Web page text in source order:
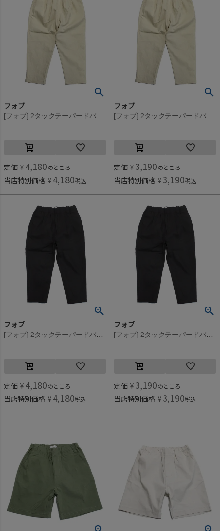
フォブ
定価 ¥ 4,180のところ
当店特別価格 ¥ 4,180税込
フォブ
定価 ¥ 3,190のところ
当店特別価格 ¥ 3,190税込
フォブ
定価 ¥ 4,180のところ
当店特別価格 ¥ 4,180税込
フォブ
定価 ¥ 3,190のところ
当店特別価格 ¥ 3,190税込